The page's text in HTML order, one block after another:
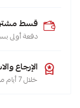
قسط
دفعة أولى
الإرجاع
خلال 7 أيام من تاريخ الاستلام، هو حقك تضمنه، حسب سياسة الاسترجاع